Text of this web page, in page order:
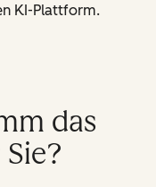
KI-Plattform.
das